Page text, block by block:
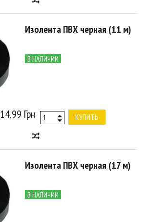
Изолента ПВХ черная (11 м)
В НАЛИЧИИ
14,99 Грн КУПИТЬ
Изолента ПВХ черная (17 м)
В НАЛИЧИИ